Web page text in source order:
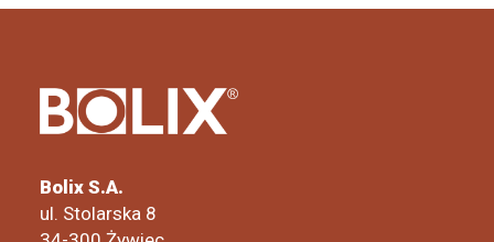
Bolix S.A.
ul. Stolarska 8